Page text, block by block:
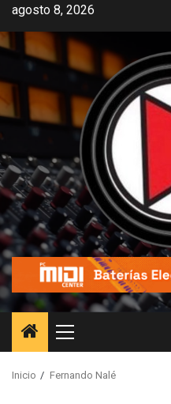
agosto 8, 2026
Inicio Fernando Nalé